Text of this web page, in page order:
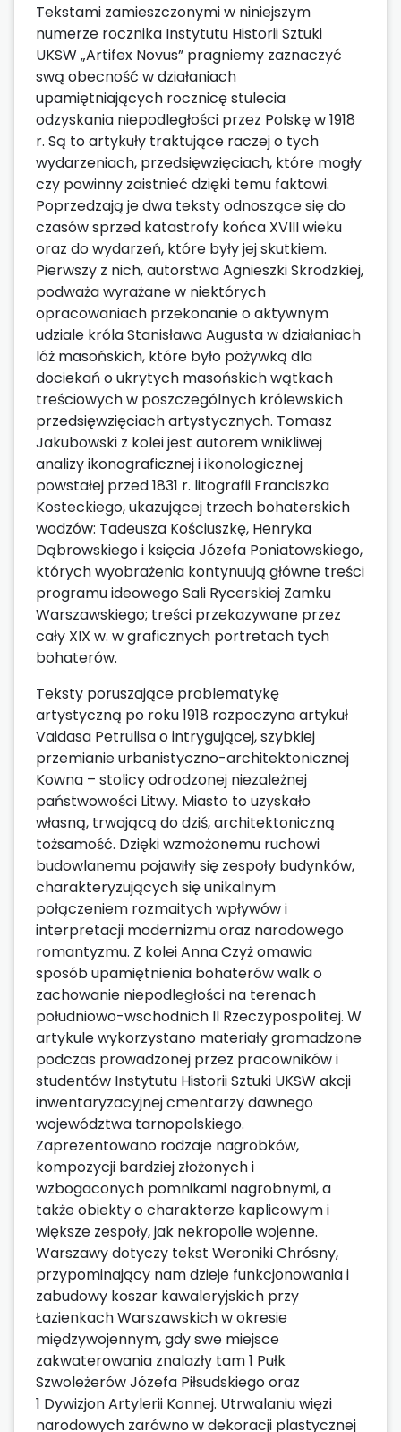
Tekstami zamieszczonymi w niniejszym
numerze rocznika Instytutu Historii Sztuki
UKSW „Artifex Novus” pragniemy zaznaczyć
swą obecność w działaniach
upamiętniających rocznicę stulecia
odzyskania niepodległości przez Polskę w 1918
r. Są to artykuły traktujące raczej o tych
wydarzeniach, przedsięwzięciach, które mogły
czy powinny zaistnieć dzięki temu faktowi.
Poprzedzają je dwa teksty odnoszące się do
czasów sprzed katastrofy końca XVIII wieku
oraz do wydarzeń, które były jej skutkiem.
Pierwszy z nich, autorstwa Agnieszki Skrodzkiej,
podważa wyrażane w niektórych
opracowaniach przekonanie o aktywnym
udziale króla Stanisława Augusta w działaniach
lóż masońskich, które było pożywką dla
dociekań o ukrytych masońskich wątkach
treściowych w poszczególnych królewskich
przedsięwzięciach artystycznych. Tomasz
Jakubowski z kolei jest autorem wnikliwej
analizy ikonograficznej i ikonologicznej
powstałej przed 1831 r. litografii Franciszka
Kosteckiego, ukazującej trzech bohaterskich
wodzów: Tadeusza Kościuszkę, Henryka
Dąbrowskiego i księcia Józefa Poniatowskiego,
których wyobrażenia kontynuują główne treści
programu ideowego Sali Rycerskiej Zamku
Warszawskiego; treści przekazywane przez
cały XIX w. w graficznych portretach tych
bohaterów.
Teksty poruszające problematykę
artystyczną po roku 1918 rozpoczyna artykuł
Vaidasa Petrulisa o intrygującej, szybkiej
przemianie urbanistyczno-architektonicznej
Kowna – stolicy odrodzonej niezależnej
państwowości Litwy. Miasto to uzyskało
własną, trwającą do dziś, architektoniczną
tożsamość. Dzięki wzmożonemu ruchowi
budowlanemu pojawiły się zespoły budynków,
charakteryzujących się unikalnym
połączeniem rozmaitych wpływów i
interpretacji modernizmu oraz narodowego
romantyzmu. Z kolei Anna Czyż omawia
sposób upamiętnienia bohaterów walk o
zachowanie niepodległości na terenach
południowo-wschodnich II Rzeczypospolitej. W
artykule wykorzystano materiały gromadzone
podczas prowadzonej przez pracowników i
studentów Instytutu Historii Sztuki UKSW akcji
inwentaryzacyjnej cmentarzy dawnego
województwa tarnopolskiego.
Zaprezentowano rodzaje nagrobków,
kompozycji bardziej złożonych i
wzbogaconych pomnikami nagrobnymi, a
także obiekty o charakterze kaplicowym i
większe zespoły, jak nekropolie wojenne.
Warszawy dotyczy tekst Weroniki Chrósny,
przypominający nam dzieje funkcjonowania i
zabudowy koszar kawaleryjskich przy
Łazienkach Warszawskich w okresie
międzywojennym, gdy swe miejsce
zakwaterowania znalazły tam 1 Pułk
Szwoleżerów Józefa Piłsudskiego oraz
1 Dywizjon Artylerii Konnej. Utrwalaniu więzi
narodowych zarówno w dekoracji plastycznej